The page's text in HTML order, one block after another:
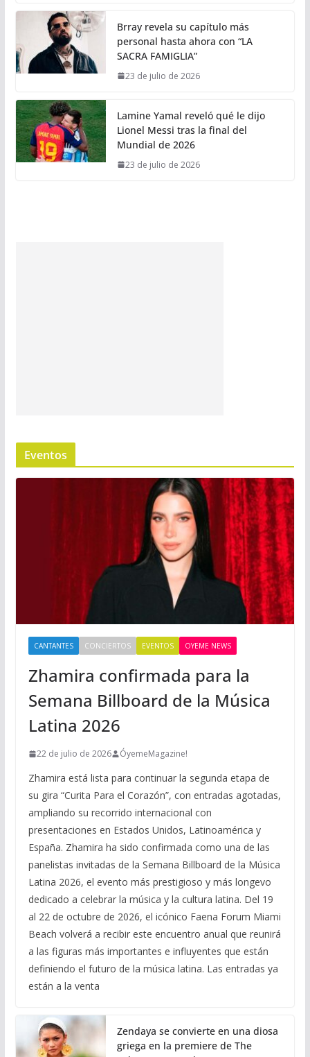
Brray revela su capítulo más
personal hasta ahora con “LA
SACRA FAMIGLIA”
23 de julio de 2026
Lamine Yamal reveló qué le dijo
Lionel Messi tras la final del
Mundial de 2026
23 de julio de 2026
Eventos
CANTANTES CONCIERTOS EVENTOS OYEME NEWS
Zhamira confirmada para la
Semana Billboard de la Música
Latina 2026
22 de julio de 2026 ÓyemeMagazine!
Zhamira está lista para continuar la segunda etapa de
su gira “Curita Para el Corazón”, con entradas agotadas,
ampliando su recorrido internacional con
presentaciones en Estados Unidos, Latinoamérica y
España. Zhamira ha sido confirmada como una de las
panelistas invitadas de la Semana Billboard de la Música
Latina 2026, el evento más prestigioso y más longevo
dedicado a celebrar la música y la cultura latina. Del 19
al 22 de octubre de 2026, el icónico Faena Forum Miami
Beach volverá a recibir este encuentro anual que reunirá
a las figuras más importantes e influyentes que están
definiendo el futuro de la música latina. Las entradas ya
están a la venta
Zendaya se convierte en una diosa
griega en la premiere de The